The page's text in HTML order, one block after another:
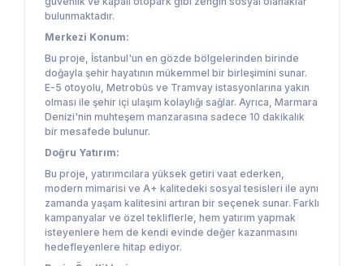
bulunmaktadır.
Merkezi Konum:
Bu proje, İstanbul'un en gözde bölgelerinden birinde
doğayla şehir hayatının mükemmel bir birleşimini sunar.
E-5 otoyolu, Metrobüs ve Tramvay istasyonlarına yakın
olması ile şehir içi ulaşım kolaylığı sağlar. Ayrıca, Marmara
Denizi'nin muhteşem manzarasına sadece 10 dakikalık
bir mesafede bulunur.
Doğru Yatırım:
Bu proje, yatırımcılara yüksek getiri vaat ederken,
modern mimarisi ve A+ kalitedeki sosyal tesisleri ile aynı
zamanda yaşam kalitesini artıran bir seçenek sunar. Farklı
kampanyalar ve özel tekliflerle, hem yatırım yapmak
isteyenlere hem de kendi evinde değer kazanmasını
hedefleyenlere hitap ediyor.